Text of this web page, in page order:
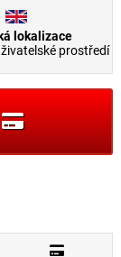
lokalizace
prostředí